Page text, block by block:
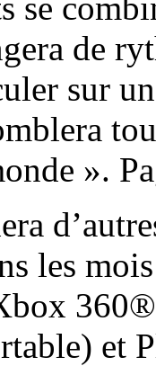
de
sur
».
les
et